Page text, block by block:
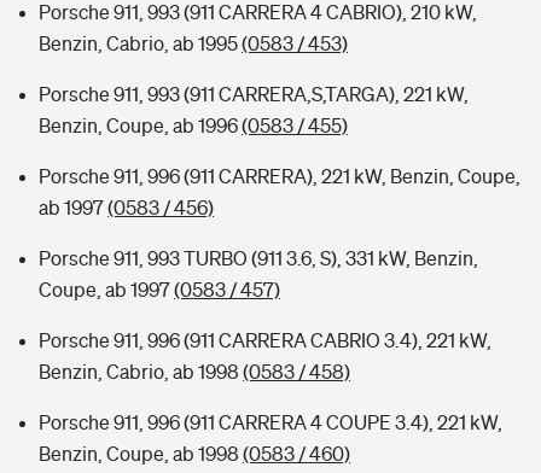
Porsche 911, 993 (911 CARRERA 4 CABRIO), 210 kW,
Benzin, Cabrio, ab 1995(0583 / 453)
Porsche 911, 993 (911 CARRERA,S,TARGA), 221 kW,
Benzin, Coupe, ab 1996(0583 / 455)
Porsche 911, 996 (911 CARRERA), 221 kW, Benzin, Coupe,
ab 1997(0583 / 456)
Porsche 911, 993 TURBO (911 3.6, S), 331 kW, Benzin,
Coupe, ab 1997(0583 / 457)
Porsche 911, 996 (911 CARRERA CABRIO 3.4), 221 kW,
Benzin, Cabrio, ab 1998 (0583 / 458)
Porsche 911, 996 (911 CARRERA 4 COUPE 3.4), 221 kW,
Benzin, Coupe, ab 1998 (0583 / 460)